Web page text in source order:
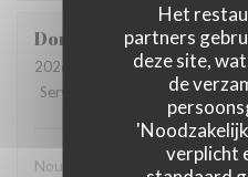
Het
partners
deze site,
de
verplicht
DominiqueH
2026-07-11
- 12:45 - Gasten 9
Service
Atmosfeer :5/5
Nous adorons ce restaurant,